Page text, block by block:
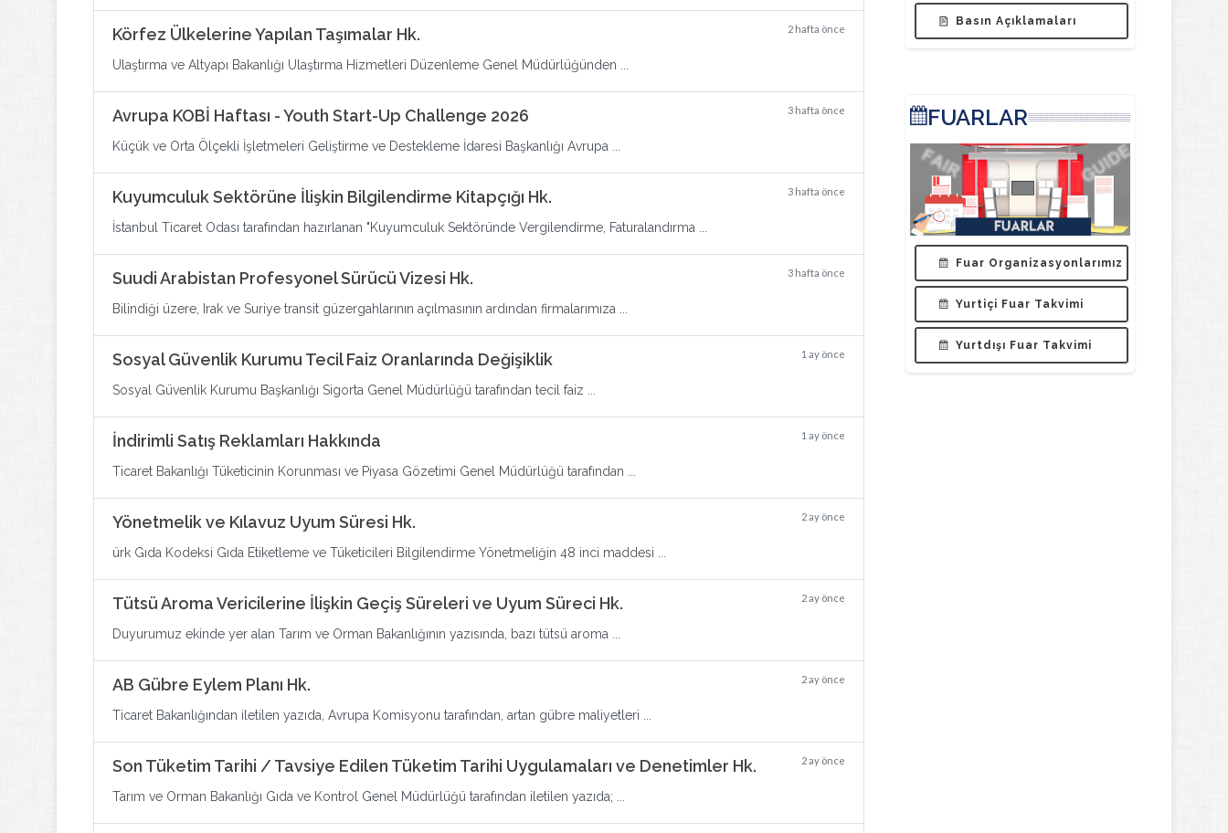
Körfez Ülkelerine Yapılan Taşımalar Hk. 2 hafta önce
Ulaştırma ve Altyapı Bakanlığı Ulaştırma Hizmetleri Düzenleme Genel Müdürlüğünden ...
Avrupa KOBİ Haftası - Youth Start-Up Challenge 2026 3 hafta önce
Küçük ve Orta Ölçekli İşletmeleri Geliştirme ve Destekleme İdaresi Başkanlığı Avrupa ...
Kuyumculuk Sektörüne İlişkin Bilgilendirme Kitapçığı Hk. 3 hafta önce
İstanbul Ticaret Odası tarafından hazırlanan "Kuyumculuk Sektöründe Vergilendirme, Faturalandırma ...
Suudi Arabistan Profesyonel Sürücü Vizesi Hk. 3 hafta önce
Bilindiği üzere, Irak ve Suriye transit güzergahlarının açılmasının ardından firmalarımıza ...
Sosyal Güvenlik Kurumu Tecil Faiz Oranlarında Değişiklik 1 ay önce
Sosyal Güvenlik Kurumu Başkanlığı Sigorta Genel Müdürlüğü tarafından tecil faiz ...
İndirimli Satış Reklamları Hakkında 1 ay önce
Ticaret Bakanlığı Tüketicinin Korunması ve Piyasa Gözetimi Genel Müdürlüğü tarafından ...
Yönetmelik ve Kılavuz Uyum Süresi Hk. 2 ay önce
ürk Gıda Kodeksi Gıda Etiketleme ve Tüketicileri Bilgilendirme Yönetmeliğin 48 inci maddesi ...
Tütsü Aroma Vericilerine İlişkin Geçiş Süreleri ve Uyum Süreci Hk. 2 ay önce
Duyurumuz ekinde yer alan Tarım ve Orman Bakanlığının yazısında, bazı tütsü aroma ...
AB Gübre Eylem Planı Hk. 2 ay önce
Ticaret Bakanlığından iletilen yazıda, Avrupa Komisyonu tarafından, artan gübre maliyetleri ...
Son Tüketim Tarihi / Tavsiye Edilen Tüketim Tarihi Uygulamaları ve Denetimler Hk. 2 ay önce
Tarım ve Orman Bakanlığı Gıda ve Kontrol Genel Müdürlüğü tarafından iletilen yazıda; ...
Basın Açıklamaları
FUARLAR
Fuar Organizasyonlarımız
Yurtiçi Fuar Takvimi
Yurtdışı Fuar Takvimi